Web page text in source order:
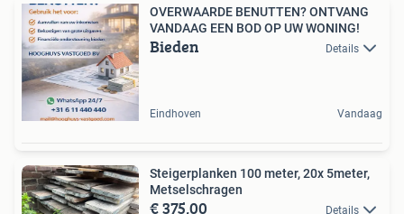
OVERWAARDE BENUTTEN? ONTVANG
VANDAAG EEN BOD OP UW WONING!
Bieden Details
Eindhoven Vandaag
Steigerplanken 100 meter, 20x 5meter,
Metselschragen
€ 375,00 Details